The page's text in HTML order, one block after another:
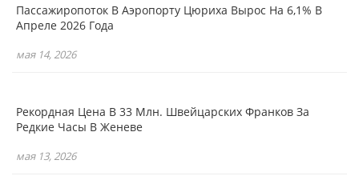
Пассажиропоток В Аэропорту Цюриха Вырос На 6,1% В
Апреле 2026 Года
мая 14, 2026
Рекордная Цена В 33 Млн. Швейцарских Франков За
Редкие Часы В Женеве
мая 13, 2026